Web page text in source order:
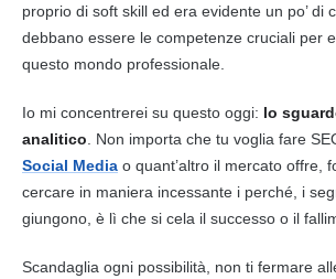
proprio di soft skill ed era evidente un po’ di
debbano essere le competenze cruciali per
questo mondo professionale.
Io mi concentrerei su questo oggi: lo
analitico . Non importa che tu voglia fare
Social Media o quant’altro il mercato offre,
cercare in maniera incessante i perché, i
giungono, è lì che si cela il successo o il
Scandaglia ogni possibilità, non ti fermare